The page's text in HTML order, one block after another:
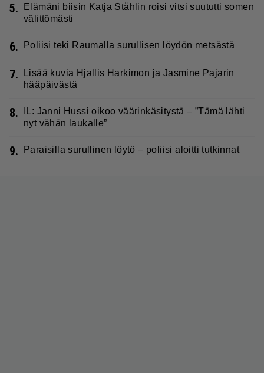
5.
Elämäni biisin Katja Ståhlin roisi vitsi suututti somen
välittömästi
6. Poliisi teki Raumalla surullisen löydön metsästä
7.
Lisää kuvia Hjallis Harkimon ja Jasmine Pajarin
hääpäivästä
8.
IL: Janni Hussi oikoo väärinkäsitystä – ”Tämä lähti
nyt vähän laukalle”
9. Paraisilla surullinen löytö – poliisi aloitti tutkinnat